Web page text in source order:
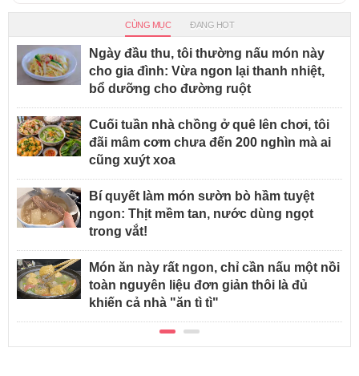
CÙNG MỤC ĐANG HOT
Ngày đầu thu, tôi thường nấu món này
cho gia đình: Vừa ngon lại thanh nhiệt,
bổ dưỡng cho đường ruột
Cuối tuần nhà chồng ở quê lên chơi, tôi
đãi mâm cơm chưa đến 200 nghìn mà ai
cũng xuýt xoa
Bí quyết làm món sườn bò hầm tuyệt
ngon: Thịt mềm tan, nước dùng ngọt
trong vắt!
Món ăn này rất ngon, chỉ cần nấu một nồi
toàn nguyên liệu đơn giản thôi là đủ
khiến cả nhà "ăn tì tì"